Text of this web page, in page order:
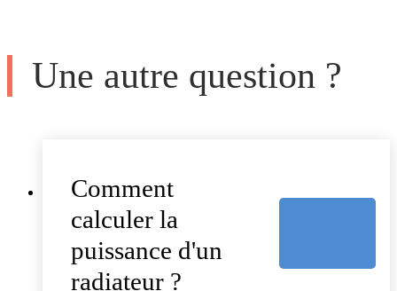
Une autre question ?
Comment
calculer la
puissance d'un
radiateur ?